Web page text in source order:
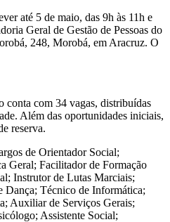
até 5 de maio, das 9h às 11h e
Geral de Gestão de Pessoas do
248, Morobá, em Aracruz. O
conta com 34 vagas, distribuídas
Além das oportunidades iniciais,
reserva.
de Orientador Social;
Geral; Facilitador de Formação
Instrutor de Lutas Marciais;
Dança; Técnico de Informática;
Auxiliar de Serviços Gerais;
Assistente Social;